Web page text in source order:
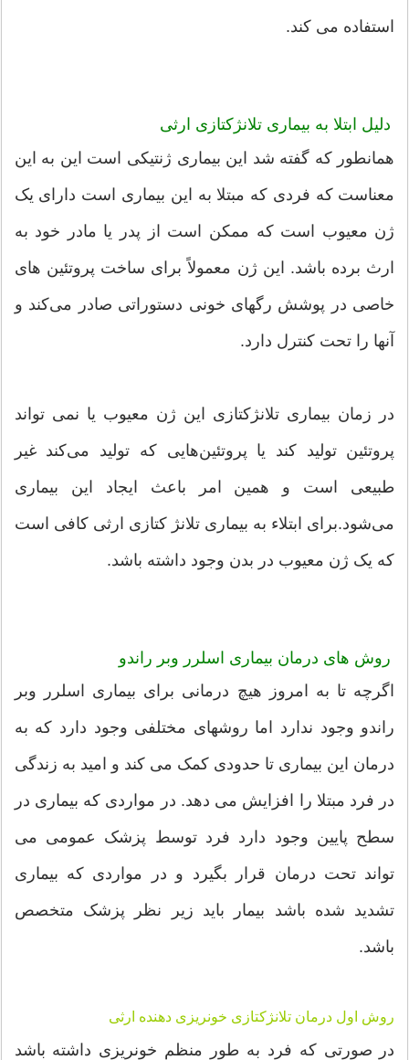
استفاده می کند.
دلیل ابتلا به بیماری تلانژکتازی ارثی
همانطور که گفته شد این بیماری ژنتیکی است این به این
معناست که فردی که مبتلا به این بیماری است دارای یک
ژن معیوب است که ممکن است از پدر یا مادر خود به
ارث برده باشد. این ژن معمولاً برای ساخت پروتئین های
خاصی در پوشش رگهای خونی دستوراتی صادر می‌کند و
آنها را تحت کنترل دارد.
در زمان بیماری تلانژکتازی این ژن معیوب یا نمی تواند
پروتئین تولید کند یا پروتئین‌هایی که تولید می‌کند غیر
طبیعی است و همین امر باعث ایجاد این بیماری
می‌شود.برای ابتلاء به بیماری تلانژ کتازی ارثی کافی است
که یک ژن معیوب در بدن وجود داشته باشد.
روش های درمان بیماری اسلرر وبر راندو
اگرچه تا به امروز هیچ درمانی برای بیماری اسلرر وبر
راندو وجود ندارد اما روشهای مختلفی وجود دارد که به
درمان این بیماری تا حدودی کمک می کند و امید به زندگی
در فرد مبتلا را افزایش می دهد. در مواردی که بیماری در
سطح پایین وجود دارد فرد توسط پزشک عمومی می
تواند تحت درمان قرار بگیرد و در مواردی که بیماری
تشدید شده باشد بیمار باید زیر نظر پزشک متخصص
باشد.
روش اول درمان تلانژکتازی خونریزی دهنده ارثی
در صورتی که فرد به طور منظم خونریزی داشته باشد